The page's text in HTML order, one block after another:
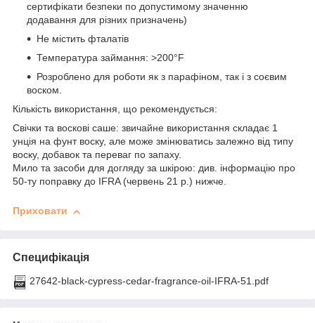
сертифікати безпеки по допустимому значенню
додавання для різних призначень)
Не містить фталатів
Температура займання: >200°F
Розроблено для роботи як з парафіном, так і з соєвим
воском.
Кількість використання, що рекомендується:
Свічки та воскові саше: звичайне використання складає 1
унція на фунт воску, але може змінюватись залежно від типу
воску, добавок та переваг по запаху.
Мило та засоби для догляду за шкірою: див. інформацію про
50-ту поправку до IFRA (червень 21 р.) нижче.
Приховати
Специфікація
27642-black-cypress-cedar-fragrance-oil-IFRA-51.pdf